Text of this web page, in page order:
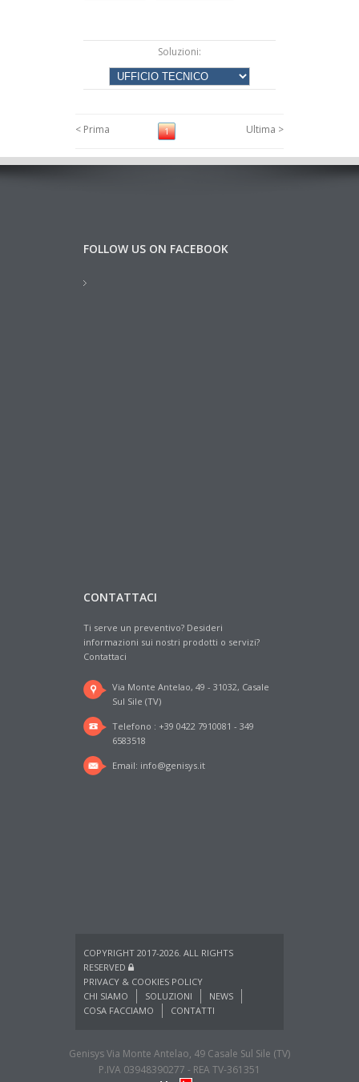
Soluzioni:
< Prima 1 Ultima >
FOLLOW US ON FACEBOOK
CONTATTACI
Ti serve un preventivo? Desideri
informazioni sui nostri prodotti o servizi?
Contattaci
Via Monte Antelao, 49 - 31032, Casale
Sul Sile (TV)
Telefono : +39 0422 7910081 - 349
6583518
Email: info@genisys.it
COPYRIGHT 2017-2026. ALL RIGHTS
RESERVED
PRIVACY & COOKIES POLICY
CHI SIAMO
SOLUZIONI
NEWS
COSA FACCIAMO
CONTATTI
Genisys Via Monte Antelao, 49 Casale Sul Sile (TV)
P.IVA 03948390277 - REA TV-361351